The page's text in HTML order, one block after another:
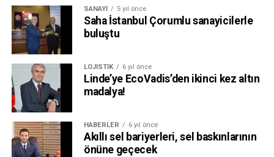
SANAYI 5 yıl önce
Saha İstanbul Çorumlu sanayicilerle
buluştu
LOJISTIK 6 yıl önce
Linde’ye EcoVadis’den ikinci kez altın
madalya!
HABERLER 6 yıl önce
Akıllı sel bariyerleri, sel baskınlarının
önüne geçecek